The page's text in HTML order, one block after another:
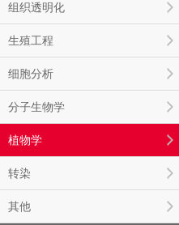
组织透明化
生殖工程
细胞分析
分子生物学
植物学
转染
其他